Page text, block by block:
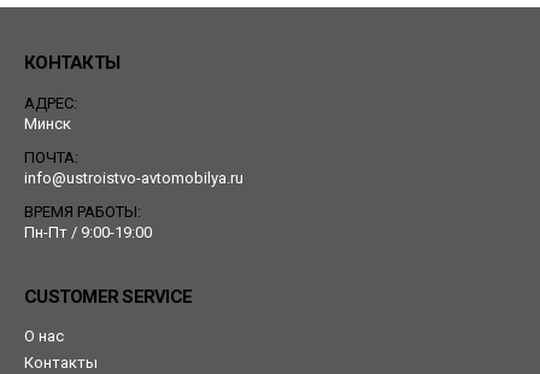
КОНТАКТЫ
АДРЕС:
Минск
ПОЧТА:
info@ustroistvo-avtomobilya.ru
ВРЕМЯ РАБОТЫ:
Пн-Пт / 9:00-19:00
CUSTOMER SERVICE
О нас
Контакты